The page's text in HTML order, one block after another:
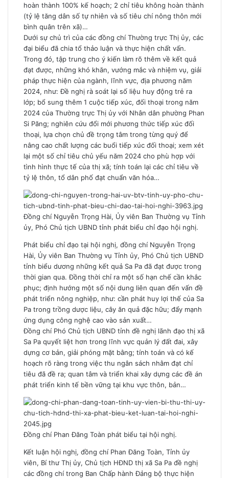
hoàn thành 100% kế hoạch; 2 chỉ tiêu không hoàn thành
(tỷ lệ tăng dân số tự nhiên và số tiêu chí nông thôn mới
bình quân trên xã)…
Dưới sự chủ trì của các đồng chí Thường trực Thị ủy, các
đại biểu đã chia tổ thảo luận và thực hiện chất vấn.
Trong đó, tập trung cho ý kiến làm rõ thêm về kết quả
đạt được, những khó khăn, vướng mắc và nhiệm vụ, giải
pháp thực hiện của ngành, lĩnh vực, địa phương năm
2024, như: Đề nghị rà soát lại số liệu huy động trẻ ra
lớp; bổ sung thêm 1 cuộc tiếp xúc, đối thoại trong năm
2024 của Thường trực Thị ủy với Nhân dân phường Phan
Si Păng; nghiên cứu đổi mới phương thức tiếp xúc đối
thoại, lựa chọn chủ đề trọng tâm trong từng quý để
nâng cao chất lượng các buổi tiếp xúc đối thoại; xem xét
lại một số chỉ tiêu chủ yếu năm 2024 cho phù hợp với
tình hình thực tế của thị xã; tính toán lại các chỉ tiêu về
tỷ lệ thôn, tổ dân phố đạt chuẩn văn hóa…
Đồng chí Nguyễn Trọng Hài, Ủy viên Ban Thường vụ Tỉnh
ủy, Phó Chủ tịch UBND tỉnh phát biểu chỉ đạo hội nghị.
Phát biểu chỉ đạo tại hội nghị, đồng chí Nguyễn Trọng
Hài, Ủy viên Ban Thường vụ Tỉnh ủy, Phó Chủ tịch UBND
tỉnh biểu dương những kết quả Sa Pa đã đạt được trong
thời gian qua. Đồng thời chỉ ra một số hạn chế cần khắc
phục; định hướng một số nội dung liên quan đến vấn đề
phát triển nông nghiệp, như: cần phát huy lợi thế của Sa
Pa trong trồng dược liệu, cây ăn quả đặc hữu; đẩy mạnh
ứng dụng công nghệ cao vào sản xuất…
Đồng chí Phó Chủ tịch UBND tỉnh đề nghị lãnh đạo thị xã
Sa Pa quyết liệt hơn trong lĩnh vực quản lý đất đai, xây
dựng cơ bản, giải phóng mặt bằng; tính toán và có kế
hoạch rõ ràng trong việc thu ngân sách nhằm đạt chỉ
tiêu đã đề ra; quan tâm và triển khai xây dựng các đề án
phát triển kinh tế bền vững tại khu vực thôn, bản…
Đồng chí Phan Đăng Toàn phát biểu tại hội nghị.
Kết luận hội nghị, đồng chí Phan Đăng Toàn, Tỉnh ủy
viên, Bí thư Thị ủy, Chủ tịch HĐND thị xã Sa Pa đề nghị
các đồng chí trong Ban Chấp hành Đảng bộ thực hiện